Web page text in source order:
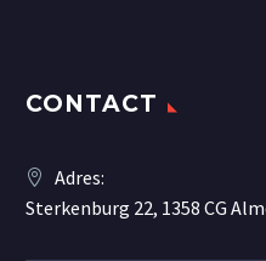
CONTACT
Adres:
Sterkenburg 22, 1358 CG